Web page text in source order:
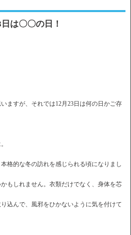
は〇〇の日！
ますが、それでは12月23日は何の日かご存
格的な冬の訪れを感じられる頃になりまし
もしれません。衣類だけでなく、身体を芯
込んで、風邪をひかないように気を付けて